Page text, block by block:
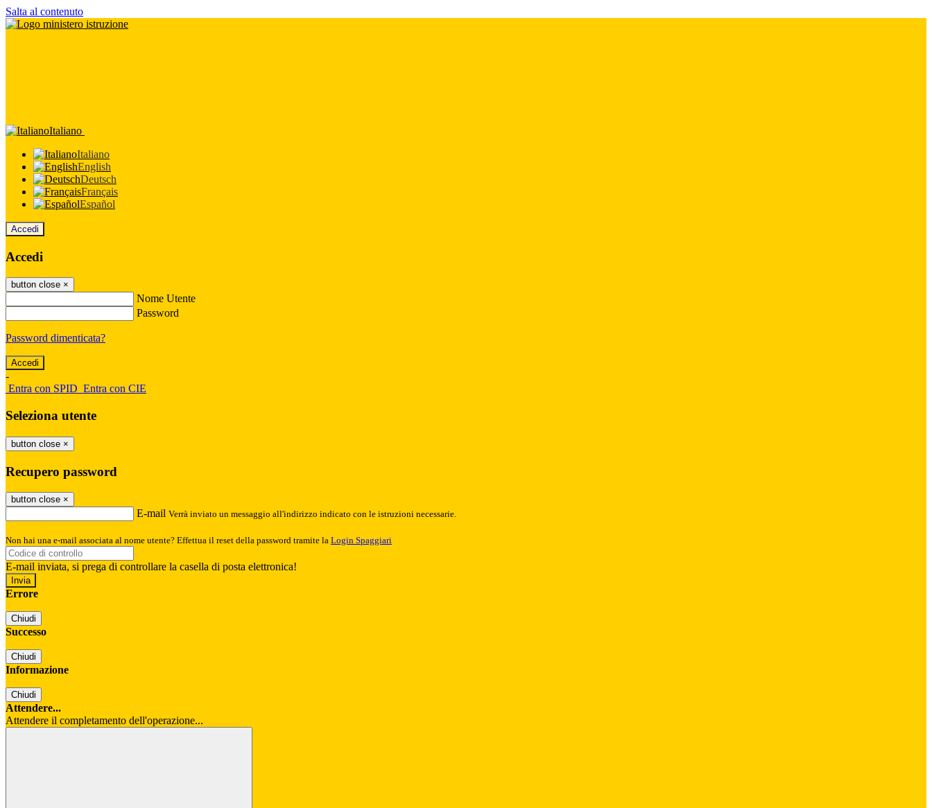
Salta al contenuto
Italiano
Italiano
English
Deutsch
Français
Español
Accedi
Accedi
button close ×
Nome Utente
Password
Password dimenticata?
-
Entra con SPID Entra con CIE
Seleziona utente
button close ×
Recupero password
button close ×
E-mail Verrà inviato un messaggio all'indirizzo indicato con le istruzioni necessarie.
Non hai una e-mail associata al nome utente? Effettua il reset della password tramite la Login Spaggiari
E-mail inviata, si prega di controllare la casella di posta elettronica!
Errore
Chiudi
Successo
Chiudi
Informazione
Chiudi
Attendere...
Attendere il completamento dell'operazione...